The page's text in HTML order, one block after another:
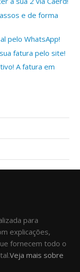
e de forma
pelo WhatsApp!
fatura pelo site!
A fatura em
para
explicações,
fornecem todo o
Veja mais sobre